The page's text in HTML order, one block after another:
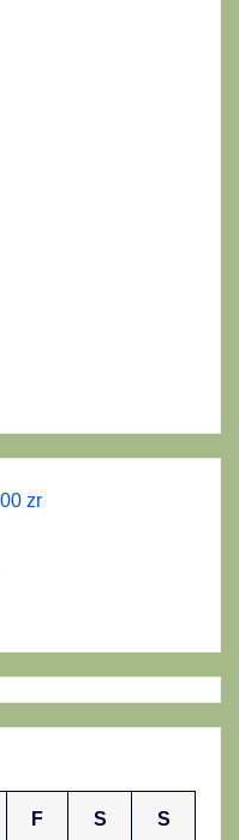
F S S